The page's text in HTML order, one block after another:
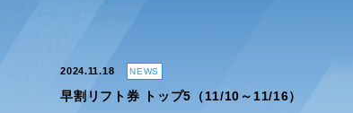
2024.11.18 NEWS
早割リフト券 トップ5（11/10～11/16）